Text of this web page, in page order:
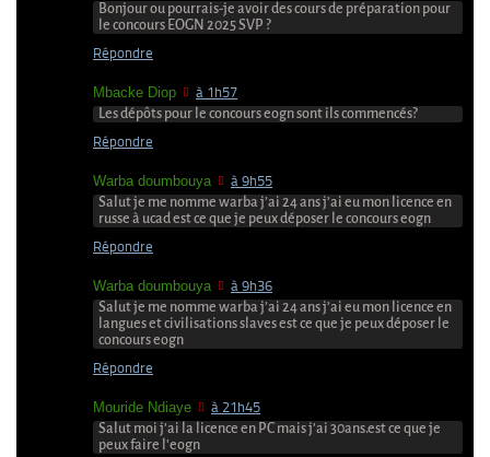
Bonjour ou pourrais-je avoir des cours de préparation pour
le concours EOGN 2025 SVP ?
Répondre
Mbacke Diop à 1h57
Les dépôts pour le concours eogn sont ils commencés?
Répondre
Warba doumbouya à 9h55
Salut je me nomme warba j’ai 24 ans j’ai eu mon licence en
russe à ucad est ce que je peux déposer le concours eogn
Répondre
Warba doumbouya à 9h36
Salut je me nomme warba j’ai 24 ans j’ai eu mon licence en
langues et civilisations slaves est ce que je peux déposer le
concours eogn
Répondre
Mouride Ndiaye à 21h45
Salut moi j’ai la licence en PC mais j’ai 30ans.est ce que je
peux faire l’eogn